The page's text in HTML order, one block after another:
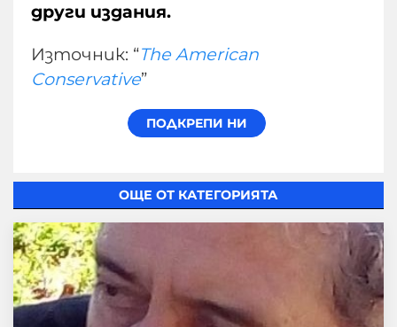
други издания.
Източник: “The American
Conservative”
ОЩЕ ОТ КАТЕГОРИЯТА